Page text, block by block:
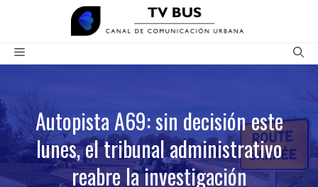
contenido
Menú
Autopista A69: sin decisión este
lunes, el tribunal administrativo
reabre la investigación